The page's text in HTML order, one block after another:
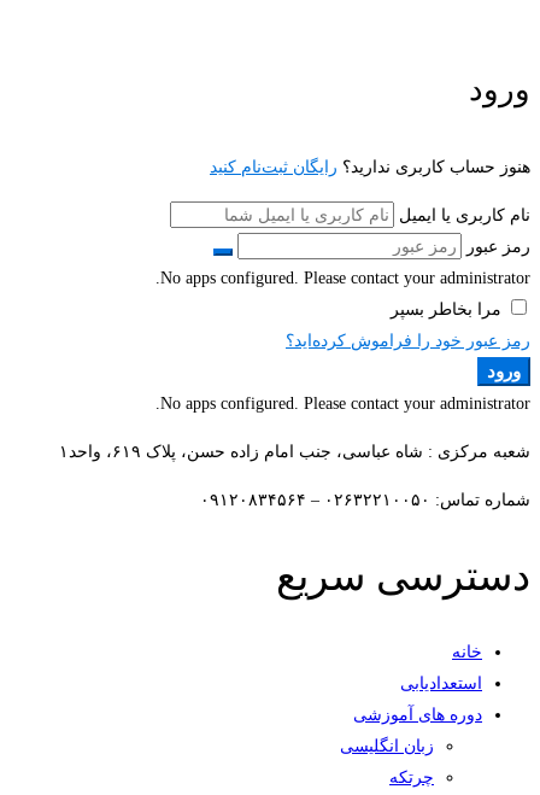
ورود
هنوز حساب کاربری ندارید؟ رایگان ثبت‌نام کنید
نام کاربری یا ایمیل
رمز عبور
No apps configured. Please contact your administrator.
مرا بخاطر بسپر
رمز عبور خود را فراموش کرده‌اید؟
ورود
No apps configured. Please contact your administrator.
شعبه مرکزی : شاه عباسی، جنب امام زاده حسن، پلاک ۶۱۹، واحد۱​
شماره تماس: ۰۲۶۳۲۲۱۰۰۵۰ – ۰۹۱۲۰۸۳۴۵۶۴
دسترسی سریع
خانه
استعدادیابی
دوره های آموزشی
زبان انگلیسی
چرتکه